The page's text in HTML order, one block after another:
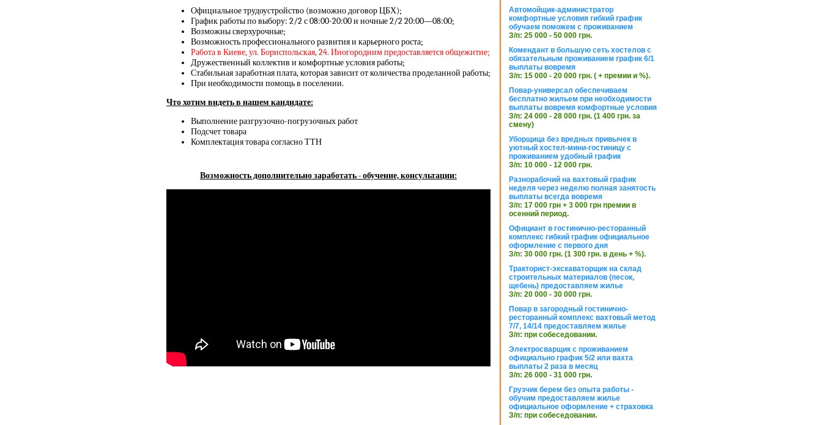
Официальное трудоустройство (возможно договор ЦБХ);
График работы по выбору: 2/2 с 08:00-20:00 и ночные 2/2 20:00—08:00;
Возможны сверхурочные;
Возможность профессионального развития и карьерного роста;
Работа в Киеве, ул. Бориспольская, 24. Иногородним предоставляется общежитие;
Дружественный коллектив и комфортные условия работы;
Стабильная заработная плата, которая зависит от количества проделанной работы;
При необходимости помощь в поселении.
Что хотим видеть в нашем кандидате:
Выполнение разгрузочно-погрузочных работ
Подсчет товара
Комплектация товара согласно ТТН
Возможность дополнительно заработать - обучение, консультации:
Автомойщик-администратор
комфортные условия гибкий график
обучаем поможем с проживанием
З/п: 25 000 - 50 000 грн.
Комендант в большую сеть хостелов с
обязательным проживанием график 6/1
выплаты вовремя
З/п: 15 000 - 20 000 грн. ( + премии и %).
Повар-универсал обеспечиваем
бесплатно жильем при необходимости
выплаты вовремя комфортные условия
З/п: 24 000 - 28 000 грн. (1 400 грн. за
смену)
Уборщица без вредных привычек в
уютный хостел-мини-гостиницу с
проживанием удобный график
З/п: 10 000 - 12 000 грн.
Разнорабочий на вахтовый график
неделя через неделю полная занятость
выплаты всегда вовремя
З/п: 17 000 грн + 3 000 грн премии в
осенний период.
Официант в гостинично-ресторанный
комплекс гибкий график официальное
оформление с первого дня
З/п: 30 000 грн. (1 300 грн. в день + %).
Тракторист-экскаваторщик на склад
строительных материалов (песок,
щебень) предоставляем жилье
З/п: 20 000 - 30 000 грн.
Повар в загородный гостинично-
ресторанный комплекс вахтовый метод
7/7, 14/14 предоставляем жилье
З/п: при собеседовании.
Электросварщик с проживанием
официально график 5/2 или вахта
выплаты 2 раза в месяц
З/п: 26 000 - 31 000 грн.
Грузчик берем без опыта работы -
обучим предоставляем жилье
официальное оформление + страховка
З/п: при собеседовании.